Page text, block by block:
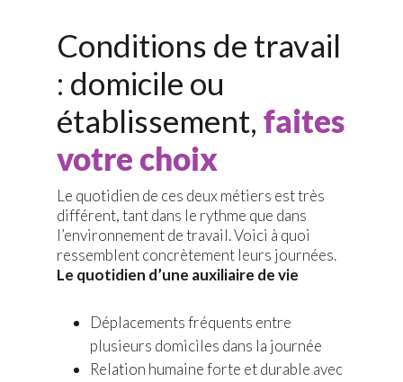
Conditions de travail
: domicile ou
établissement, faites
votre choix
Le quotidien de ces deux métiers est très
différent, tant dans le rythme que dans
l’environnement de travail. Voici à quoi
ressemblent concrètement leurs journées.
Le quotidien d’une auxiliaire de vie
Déplacements fréquents entre
plusieurs domiciles dans la journée
Relation humaine forte et durable avec